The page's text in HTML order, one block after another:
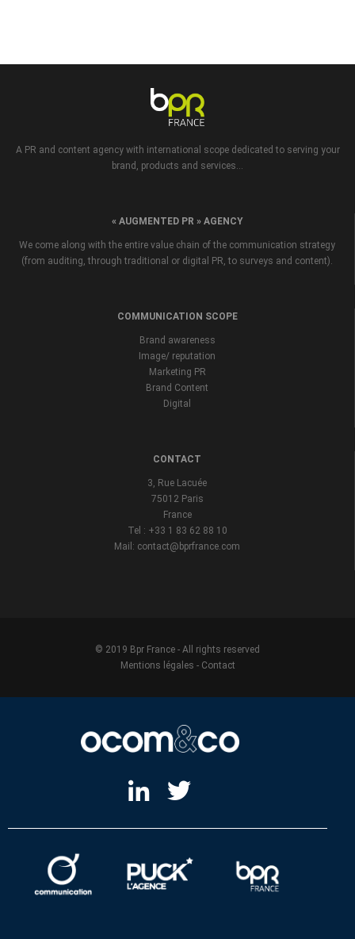
A PR and content agency with international scope dedicated to serving your
brand, products and services...
« AUGMENTED PR » AGENCY
We come along with the entire value chain of the communication strategy
(from auditing, through traditional or digital PR, to surveys and content).
COMMUNICATION SCOPE
Brand awareness
Image/ reputation
Marketing PR
Brand Content
Digital
CONTACT
3, Rue Lacuée
75012 Paris
France
Tel : +33 1 83 62 88 10
Mail: contact@bprfrance.com
© 2019 Bpr France - All rights reserved
Mentions légales - Contact